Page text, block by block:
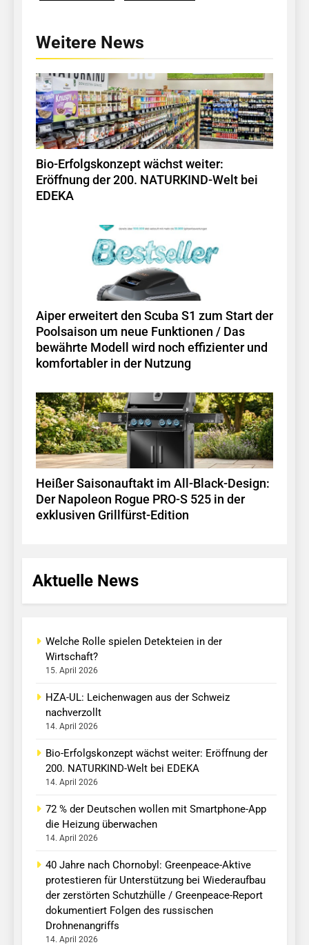
Weitere News
Bio-Erfolgskonzept wächst weiter:
Eröffnung der 200. NATURKIND-Welt bei
EDEKA
Aiper erweitert den Scuba S1 zum Start der
Poolsaison um neue Funktionen / Das
bewährte Modell wird noch effizienter und
komfortabler in der Nutzung
Heißer Saisonauftakt im All-Black-Design:
Der Napoleon Rogue PRO-S 525 in der
exklusiven Grillfürst-Edition
Aktuelle News
Welche Rolle spielen Detekteien in der
Wirtschaft?
15. April 2026
HZA-UL: Leichenwagen aus der Schweiz
nachverzollt
14. April 2026
Bio-Erfolgskonzept wächst weiter: Eröffnung der
200. NATURKIND-Welt bei EDEKA
14. April 2026
72 % der Deutschen wollen mit Smartphone-App
die Heizung überwachen
14. April 2026
40 Jahre nach Chornobyl: Greenpeace-Aktive
protestieren für Unterstützung bei Wiederaufbau
der zerstörten Schutzhülle / Greenpeace-Report
dokumentiert Folgen des russischen
Drohnenangriffs
14. April 2026